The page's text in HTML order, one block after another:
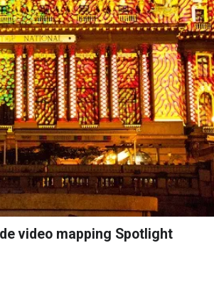
video mapping Spotlight